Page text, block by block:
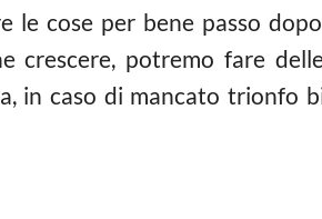
cose per bene passo dopo
crescere, potremo fare
in caso di mancato trionfo